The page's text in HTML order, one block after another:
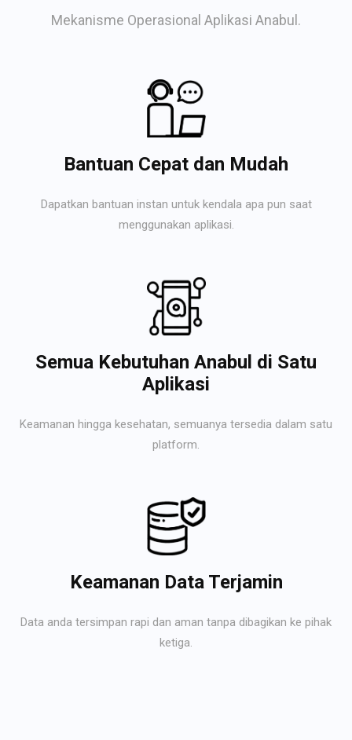
Mekanisme Operasional Aplikasi Anabul.
Bantuan Cepat dan Mudah
Dapatkan bantuan instan untuk kendala apa pun saat
menggunakan aplikasi.
Semua Kebutuhan Anabul di Satu
Aplikasi
Keamanan hingga kesehatan, semuanya tersedia dalam satu
platform.
Keamanan Data Terjamin
Data anda tersimpan rapi dan aman tanpa dibagikan ke pihak
ketiga.